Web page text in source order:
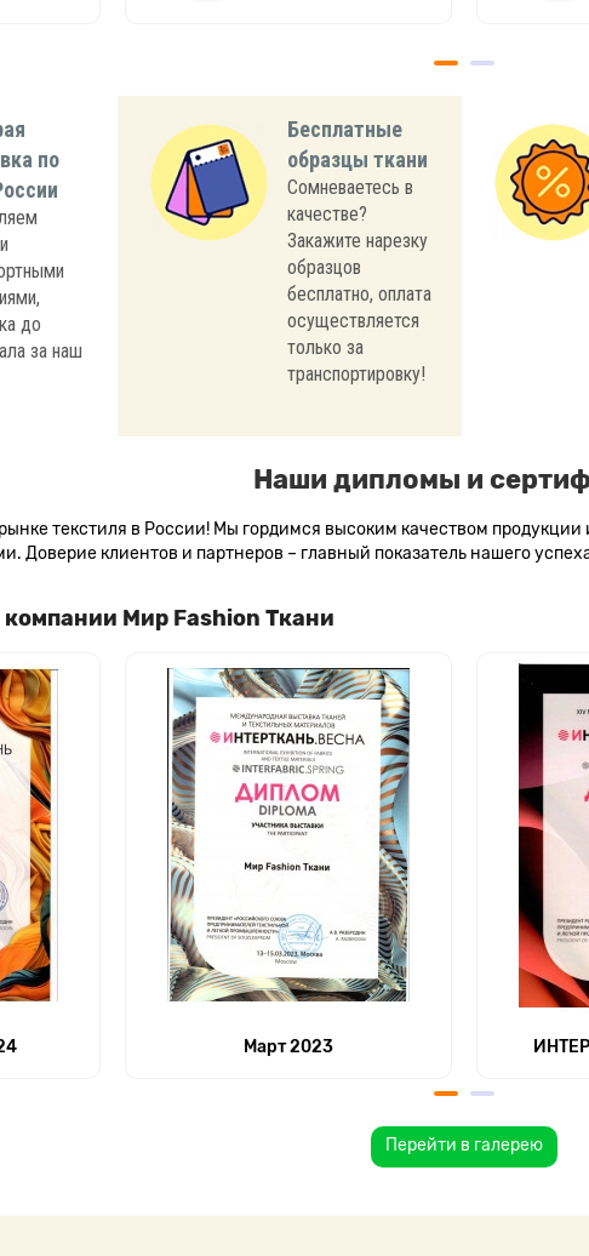
по
до
за наш
Бесплатные
образцы ткани
Сомневаетесь в
качестве?
Закажите нарезку
образцов
бесплатно, оплата
осуществляется
только за
транспортировку!
Наши дипломы и
текстиля в России! Мы гордимся высоким качеством
Доверие клиентов и партнеров – главный показатель нашего
Мир Fashion Ткани
Март 2023
Перейти в галерею